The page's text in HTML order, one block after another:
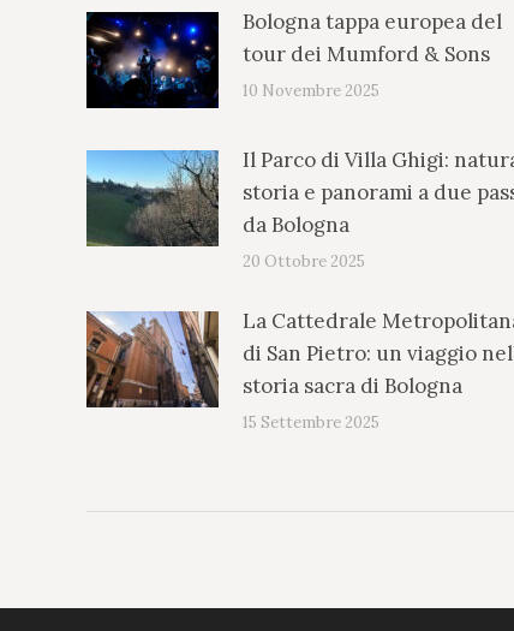
Bologna tappa europea del
tour dei Mumford & Sons
10 Novembre 2025
Il Parco di Villa Ghigi:
storia e panorami a due
da Bologna
20 Ottobre 2025
La Cattedrale
di San Pietro: un viaggio
storia sacra di Bologna
15 Settembre 2025